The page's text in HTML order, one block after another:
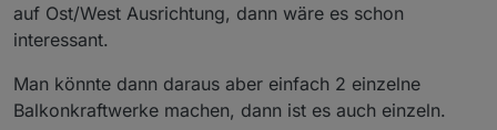
geht.
Man sieht zwar nicht die Einzelwerte
Welche Einzelwerte vermisst du denn?
auf Ost/West Ausrichtung, dann wäre es schon
interessant.
Man könnte dann daraus aber einfach 2 einzelne
Balkonkraftwerke machen, dann ist es auch einzeln.